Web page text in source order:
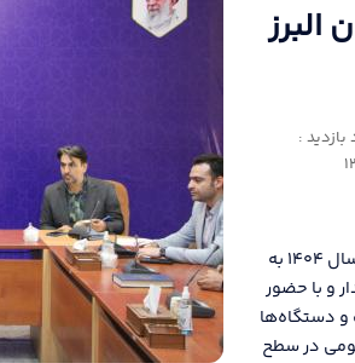
بازدید :
دومین جلسه کمیته مناسب سازی معابر و اماکن عمومی شهرستان البرز در سال ۱۴۰۴ به
و با حضور
و دستگاه‌ها
در سطح